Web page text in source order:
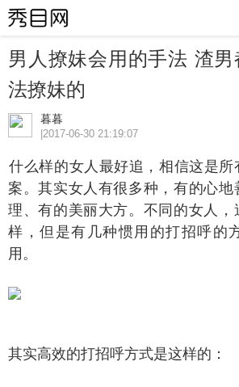
男人撩妹会用的手法 渣
法撩妹的
暮暮
|2017-06-30 21:19:07
样的女人最好追，相信这是所
案。其实女人有很多种，有的心地
理、有的美丽大方。不同的女人，
样，但是有几种惯用的打招呼的
用。
高效的打招呼方式是这样的：